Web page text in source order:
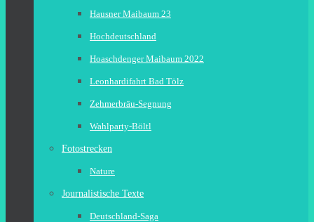
Hausner Maibaum 23
Hochdeutschland
Hoaschdenger Maibaum 2022
Leonhardifahrt Bad Tölz
Zehmerbräu-Segnung
Wahlparty-Böltl
Fotostrecken
Nature
Journalistische Texte
Deutschland-Saga